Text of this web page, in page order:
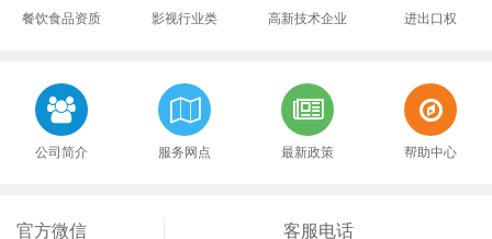
餐饮食品资质 影视行业类 高新技术企业 进出口权
公司简介 服务网点 最新政策 帮助中心
官方微信 客服电话